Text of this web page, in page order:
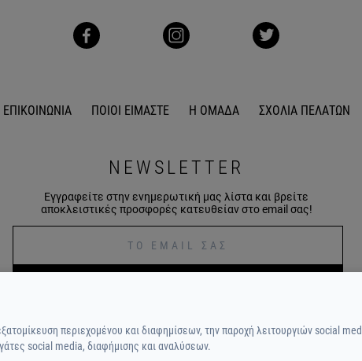
ΕΠΙΚΟΙΝΩΝΙΑ ΠΟΙΟΙ ΕΙΜΑΣΤΕ Η ΟΜΑΔΑ ΣΧΟΛΙΑ ΠΕΛΑΤΩΝ
NEWSLETTER
Εγγραφείτε στην ενημερωτική μας λίστα και βρείτε
αποκλειστικές προσφορές κατευθείαν στο email σας!
περιεχομένου και διαφημίσεων, την παροχή λειτουργιών social
social media, διαφήμισης και αναλύσεων.